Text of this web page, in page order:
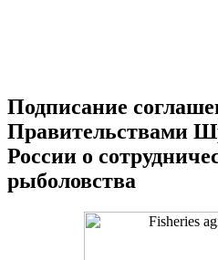
Подписание
Правительствами
России о
рыболовства